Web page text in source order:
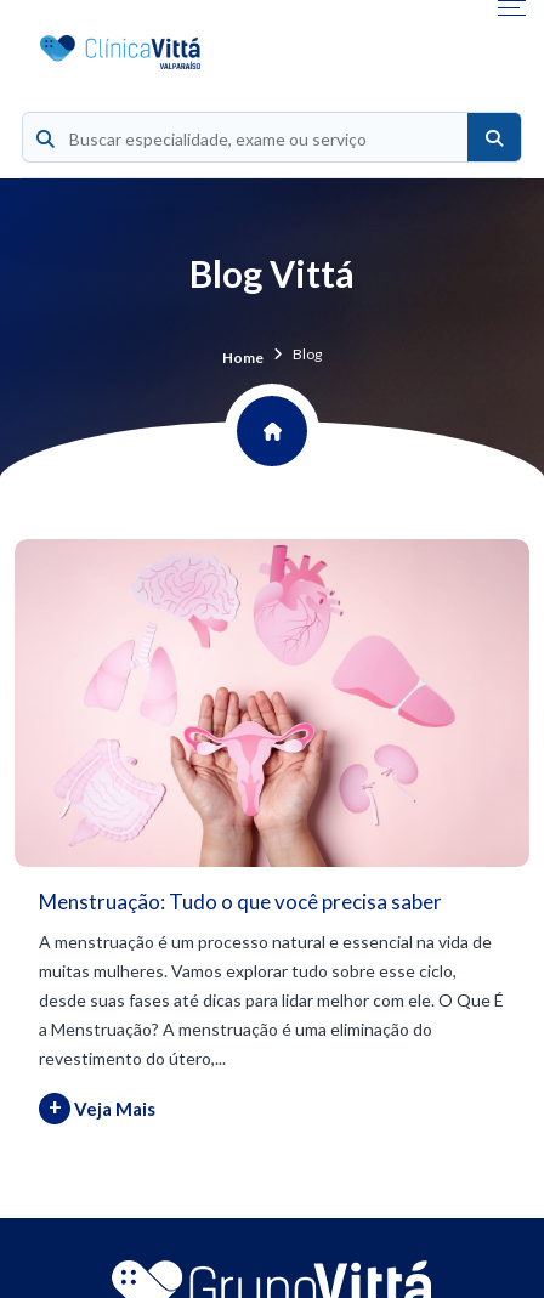
Blog Vittá
Home Blog
Menstruação: Tudo o que você precisa saber
A menstruação é um processo natural e essencial na vida de
muitas mulheres. Vamos explorar tudo sobre esse ciclo,
desde suas fases até dicas para lidar melhor com ele. O Que É
a Menstruação? A menstruação é uma eliminação do
revestimento do útero,...
+ Veja Mais